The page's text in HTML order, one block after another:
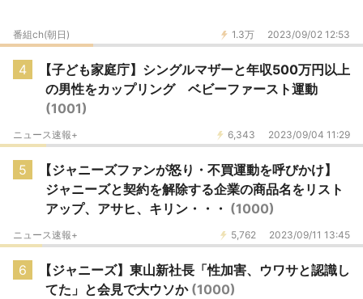
1.3万 2023/09/02 12:53
番組ch(朝日)
4
【子ども家庭庁】シングルマザーと年収500万円以上
の男性をカップリング ベビーファースト運動
(1001)
6,343 2023/09/04 11:29
ニュース速報+
5
【ジャニーズファンが怒り・不買運動を呼びかけ】
ジャニーズと契約を解除する企業の商品名をリスト
アップ、アサヒ、キリン・・・ (1000)
5,762 2023/09/11 13:45
ニュース速報+
6
【ジャニーズ】東山新社長「性加害、ウワサと認識し
てた」と会見で大ウソか (1000)